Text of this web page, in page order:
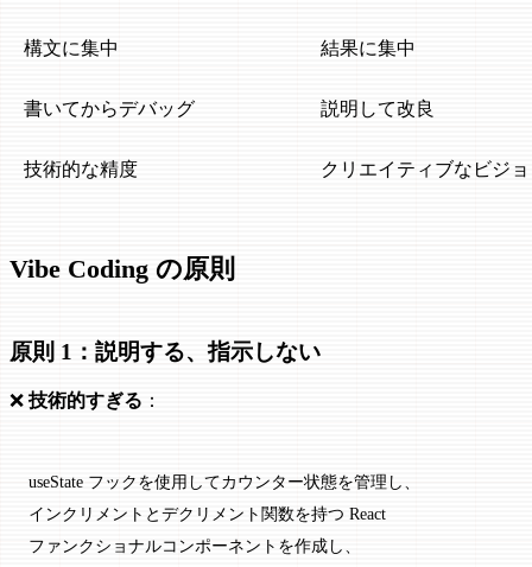
構文に集中 結果に集中
書いてからデバッグ 説明して改良
技術的な精度 クリエイティブなビジ
Vibe Coding の原則
原則 1：説明する、指示しない
❌ 技術的すぎる ：
useState フックを使用してカウンター状態を管理し、
インクリメントとデクリメント関数を持つ React
ファンクショナルコンポーネントを作成し、